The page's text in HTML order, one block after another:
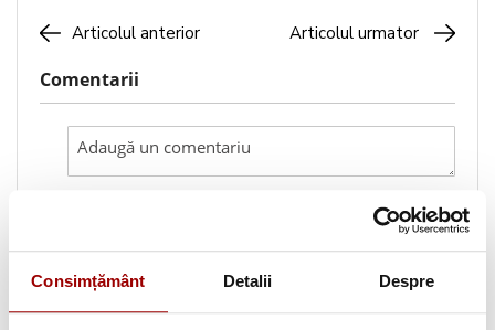
Consimțământ Detalii Despre
Articolul anterior Articolul urmator
Comentarii